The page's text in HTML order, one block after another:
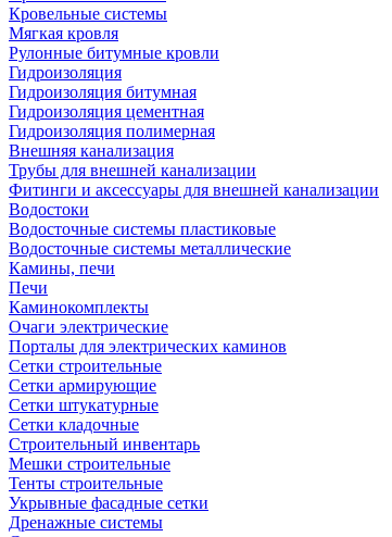
Кровельные системы
Мягкая кровля
Рулонные битумные кровли
Гидроизоляция
Гидроизоляция битумная
Гидроизоляция цементная
Гидроизоляция полимерная
Внешняя канализация
Трубы для внешней канализации
Фитинги и аксессуары для внешней канализации
Водостоки
Водосточные системы пластиковые
Водосточные системы металлические
Камины, печи
Печи
Каминокомплекты
Очаги электрические
Порталы для электрических каминов
Сетки строительные
Сетки армирующие
Сетки штукатурные
Сетки кладочные
Строительный инвентарь
Мешки строительные
Тенты строительные
Укрывные фасадные сетки
Дренажные системы